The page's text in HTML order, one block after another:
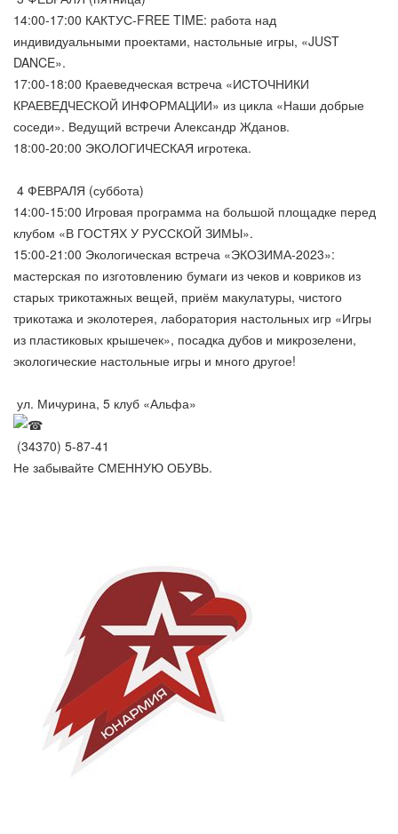
14:00-17:00 КАКТУС-FREE TIME: работа над
индивидуальными проектами, настольные игры, «JUST
DANCE».
17:00-18:00 Краеведческая встреча «ИСТОЧНИКИ
КРАЕВЕДЧЕСКОЙ ИНФОРМАЦИИ» из цикла «Наши добрые
соседи». Ведущий встречи Александр Жданов.
18:00-20:00 ЭКОЛОГИЧЕСКАЯ игротека.
4 ФЕВРАЛЯ (суббота)
14:00-15:00 Игровая программа на большой площадке перед
клубом «В ГОСТЯХ У РУССКОЙ ЗИМЫ».
15:00-21:00 Экологическая встреча «ЭКОЗИМА-2023»:
мастерская по изготовлению бумаги из чеков и ковриков из
старых трикотажных вещей, приём макулатуры, чистого
трикотажа и эколотерея, лаборатория настольных игр «Игры
из пластиковых крышечек», посадка дубов и микрозелени,
экологические настольные игры и много другое!
ул. Мичурина, 5 клуб «Альфа»
(34370) 5-87-41
Не забывайте СМЕННУЮ ОБУВЬ.